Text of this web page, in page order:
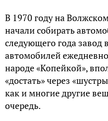
В 1970 году на
начали собирать
следующего года завод
автомобилей
народе «Копейкой»,
«достать» через
как и многие другие
очередь.